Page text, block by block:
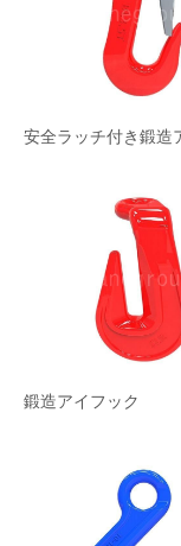
安全ラッチ付き鍛造
鍛造アイフック